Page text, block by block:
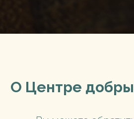
О Центре